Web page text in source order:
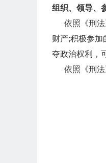
组织、领导、
依照《刑法
财产;积极参加
夺政治权利，
依照《刑法